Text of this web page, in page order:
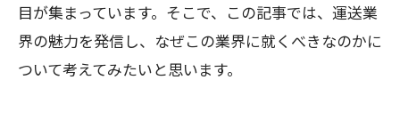
目が集まっています。そこで、この記事では、運送業
界の魅力を発信し、なぜこの業界に就くべきなのかに
ついて考えてみたいと思います。